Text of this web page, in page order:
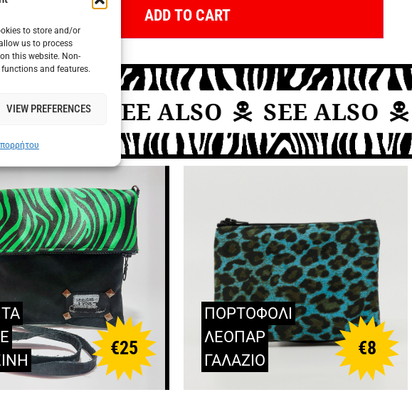
to store and/or
us to process
this website. Non-
and features.
VIEW PREFERENCES
ADD TO CART
SEE ALSO SEE ALSO
€25
ΠΟΡΤΟΦΟΛΙ
ΛΕΟΠΑΡ
ΓΑΛΑΖΙΟ
€8